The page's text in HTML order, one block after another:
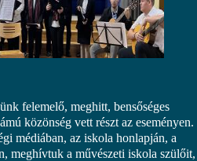
felemelő, meghitt, bensőséges
közönség vett részt az eseményen.
médiában, az iskola honlapján, a
meghívtuk a művészeti iskola szülőit,